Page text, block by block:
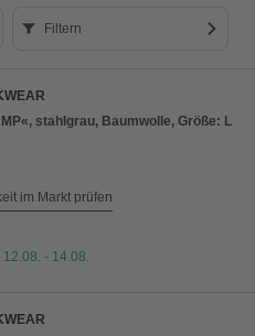
Filtern
stahlgrau, Baumwolle, Größe: L
im Markt prüfen
- 14.08.